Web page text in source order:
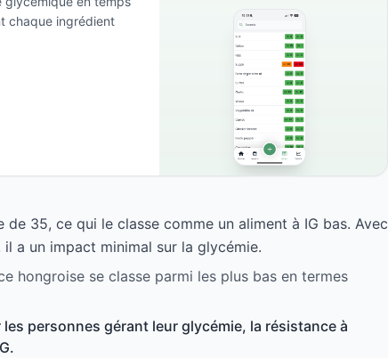
chaque ingrédient
35, ce qui le classe comme un aliment à IG bas. Avec
a un impact minimal sur la glycémie.
hongroise se classe parmi les plus bas en termes
personnes gérant leur glycémie, la résistance à